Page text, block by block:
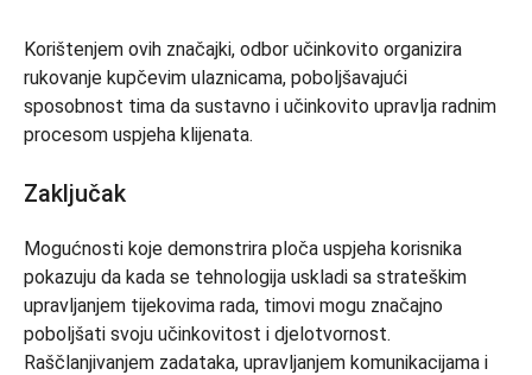
Korištenjem ovih značajki, odbor učinkovito organizira
rukovanje kupčevim ulaznicama, poboljšavajući
sposobnost tima da sustavno i učinkovito upravlja radnim
procesom uspjeha klijenata.
Zaključak
Mogućnosti koje demonstrira ploča uspjeha korisnika
pokazuju da kada se tehnologija uskladi sa strateškim
upravljanjem tijekovima rada, timovi mogu značajno
poboljšati svoju učinkovitost i djelotvornost.
Raščlanjivanjem zadataka, upravljanjem komunikacijama i